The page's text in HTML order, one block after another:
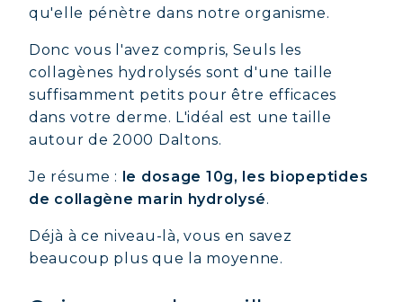
qu'elle pénètre dans notre organisme.
Donc vous l'avez compris, Seuls les
collagènes hydrolysés sont d'une taille
suffisamment petits pour être efficaces
dans votre derme. L'idéal est une taille
autour de 2000 Daltons.
Je résume : le dosage 10g, les biopeptides
de collagène marin hydrolysé.
Déjà à ce niveau-là, vous en savez
beaucoup plus que la moyenne.